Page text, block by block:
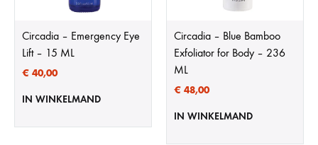
Circadia – Emergency Eye
Lift – 15 ML
€ 40,00
IN WINKELMAND
Circadia – Blue Bamboo
Exfoliator for Body – 236
ML
€ 48,00
IN WINKELMAND